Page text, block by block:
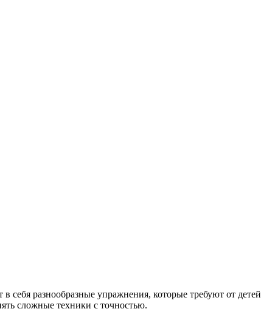
себя разнообразные упражнения, которые требуют от детей
сложные техники с точностью.